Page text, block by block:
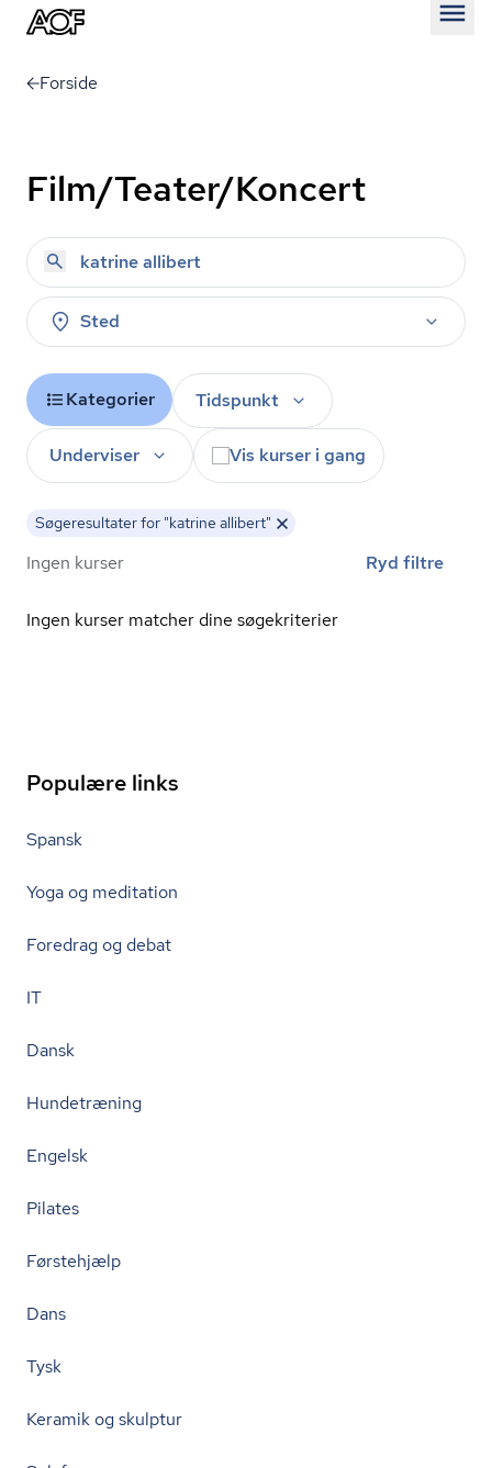
Forside
Film/Teater/Koncert
Sted
Kategorier Tidspunkt
Underviser Vis kurser i gang
Søgeresultater for "katrine allibert"
Ingen kurser Ryd filtre
Ingen kurser matcher dine søgekriterier
Populære links
Spansk
Yoga og meditation
Foredrag og debat
IT
Dansk
Hundetræning
Engelsk
Pilates
Førstehjælp
Dans
Tysk
Keramik og skulptur